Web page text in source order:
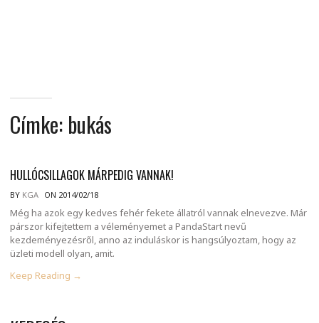
Címke: bukás
HULLÓCSILLAGOK MÁRPEDIG VANNAK!
BY KGA ON 2014/02/18
Még ha azok egy kedves fehér fekete állatról vannak elnevezve. Már
párszor kifejtettem a véleményemet a PandaStart nevű
kezdeményezésről, anno az induláskor is hangsúlyoztam, hogy az
üzleti modell olyan, amit.
Keep Reading →